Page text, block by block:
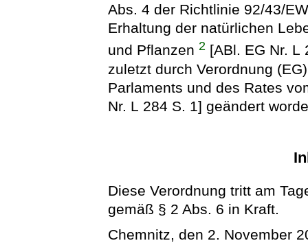
Abs. 4 der Richtlinie 92/43/
Erhaltung der natürlichen
und Pflanzen2 [ABl. EG Nr. L
zuletzt durch Verordnung
Parlaments und des Rates
Nr. L 284 S. 1] geändert
Diese Verordnung tritt am
gemäß § 2 Abs. 6 in Kraft.
Chemnitz, den 2. November